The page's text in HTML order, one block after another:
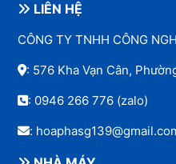
LIÊN HỆ
CÔNG TY TNHH CÔNG
: 576 Kha Vạn Cân,
: 0946 266 776 (zalo)
: